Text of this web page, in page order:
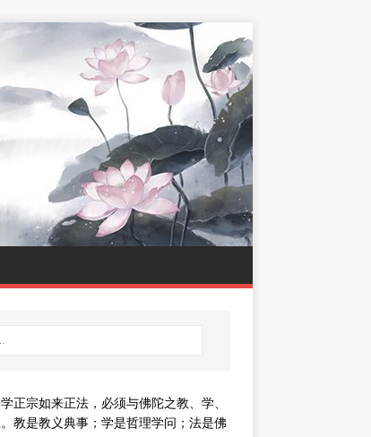
正宗如来正法，必须与佛陀之教、学、
教是教义典事；学是哲理学问；法是佛